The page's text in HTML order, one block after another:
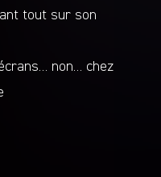
tout sur son
non… chez